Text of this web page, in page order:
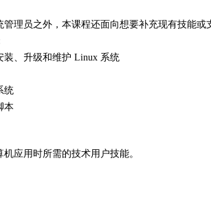
理员之外，本课程还面向想要补充现有技能或
装、升级和维护 Linux 系统
统
本
应用时所需的技术用户技能。